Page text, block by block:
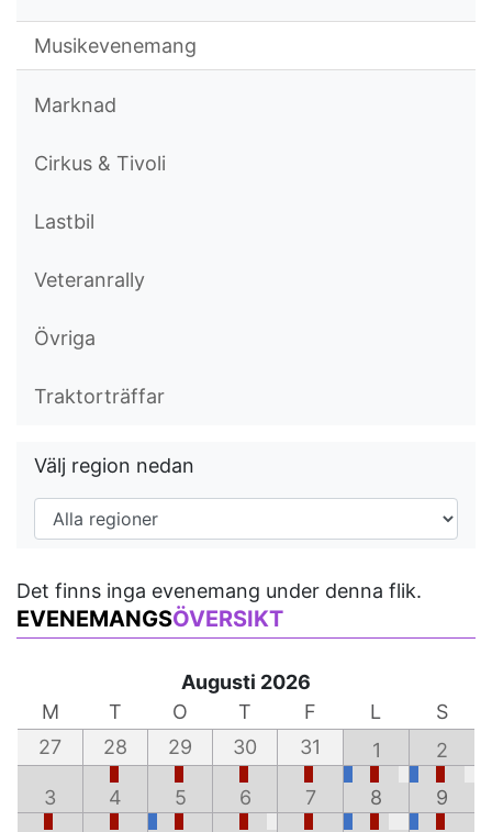
Musikevenemang
Marknad
Cirkus & Tivoli
Lastbil
Veteranrally
Övriga
Traktorträffar
Välj region nedan
Det finns inga evenemang under denna flik.
EVENEMANGSÖVERSIKT
Augusti 2026
M
T O T F L
S
27
28 29 30 31 1 2
3 4 5 6 7 8 9